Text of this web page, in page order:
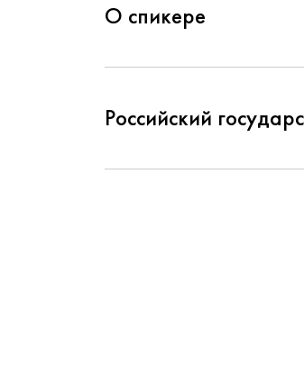
О спикере
Российский